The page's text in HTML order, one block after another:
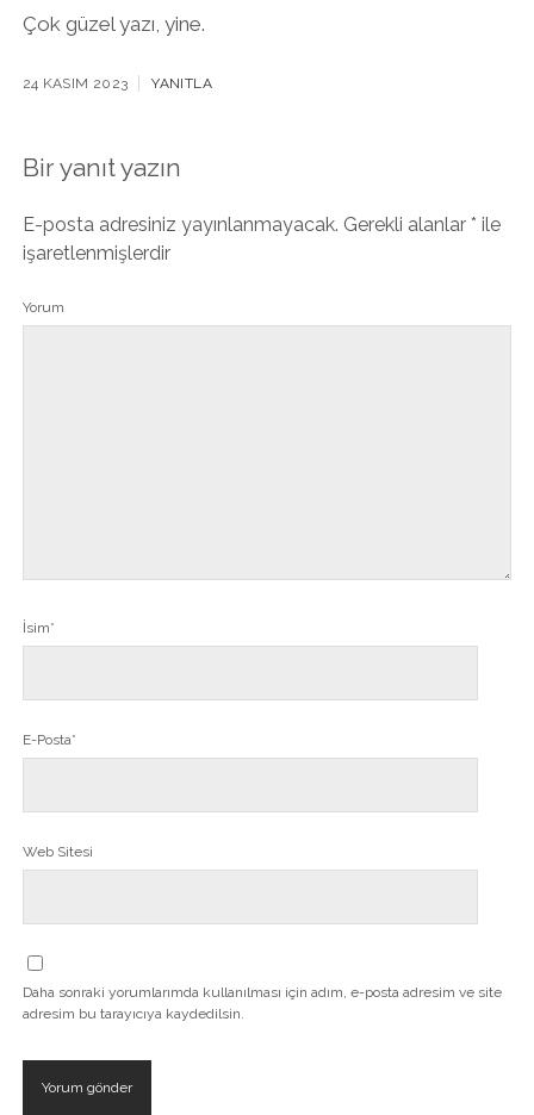
Çok güzel yazı, yine.
24 KASIM 2023 YANITLA
Bir yanıt yazın
E-posta adresiniz yayınlanmayacak. Gerekli alanlar * ile
işaretlenmişlerdir
Yorum
İsim*
E-Posta*
Web Sitesi
Daha sonraki yorumlarımda kullanılması için adım, e-posta adresim ve site
adresim bu tarayıcıya kaydedilsin.